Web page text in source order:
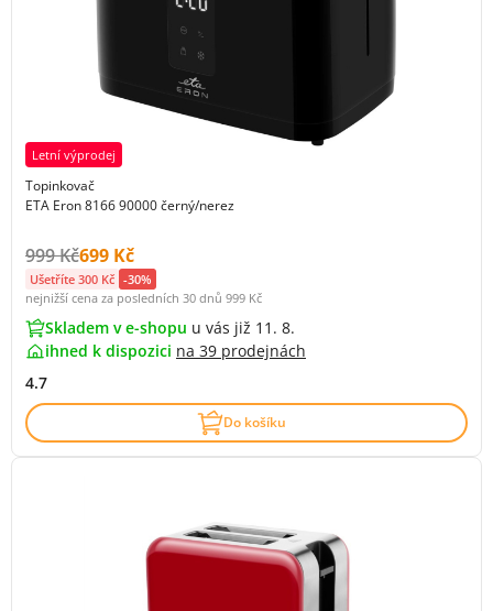
Letní výprodej
Topinkovač
ETA Eron 8166 90000 černý/nerez
Původní cena s DPH:
999 KčCena s DPH:
699 Kč
Ušetříte 300 Kč -30%
nejnižší cena za posledních 30 dnů 999 Kč
Skladem v e-shopu u vás již 11. 8.
ihned k dispozici na 39 prodejnách
4.7
Do košíku